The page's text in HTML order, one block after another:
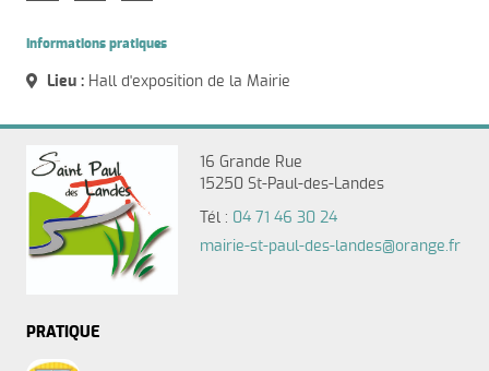
Informations pratiques
Lieu : Hall d'exposition de la Mairie
16 Grande Rue
15250 St-Paul-des-Landes
Tél : 04 71 46 30 24
mairie-st-paul-des-landes@orange.fr
PRATIQUE